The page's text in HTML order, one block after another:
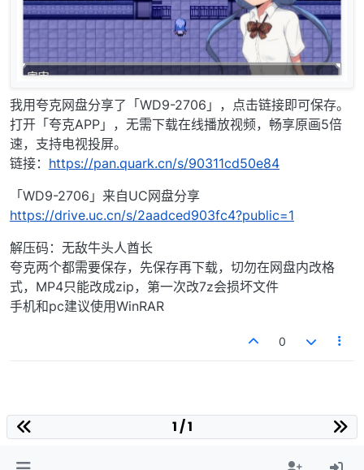
我用夸克网盘分享了「WD9-2706」，点击链接即可保存。
打开「夸克APP」，无需下载在线播放视频，畅享原画5倍
速，支持电视投屏。
链接： https://pan.quark.cn/s/90311cd50e84
「WD9-2706」来自UC网盘分享
https://drive.uc.cn/s/2aadced903fc4?public=1
解压码：无敌牛头人酋长
夸克两个都需要保存，先保存再下载，切勿在网盘内改格
式，MP4只能改成zip，第一次改7z会损坏文件
手机和pc建议使用WinRAR
0
1 / 1